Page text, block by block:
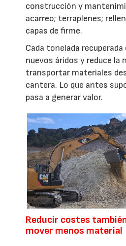
construcción y
acarreo; terraplenes;
capas de firme.
Cada tonelada
nuevos áridos y reduce la
transportar materiales
cantera. Lo que antes
pasa a generar valor.
Reducir costes
mover menos material